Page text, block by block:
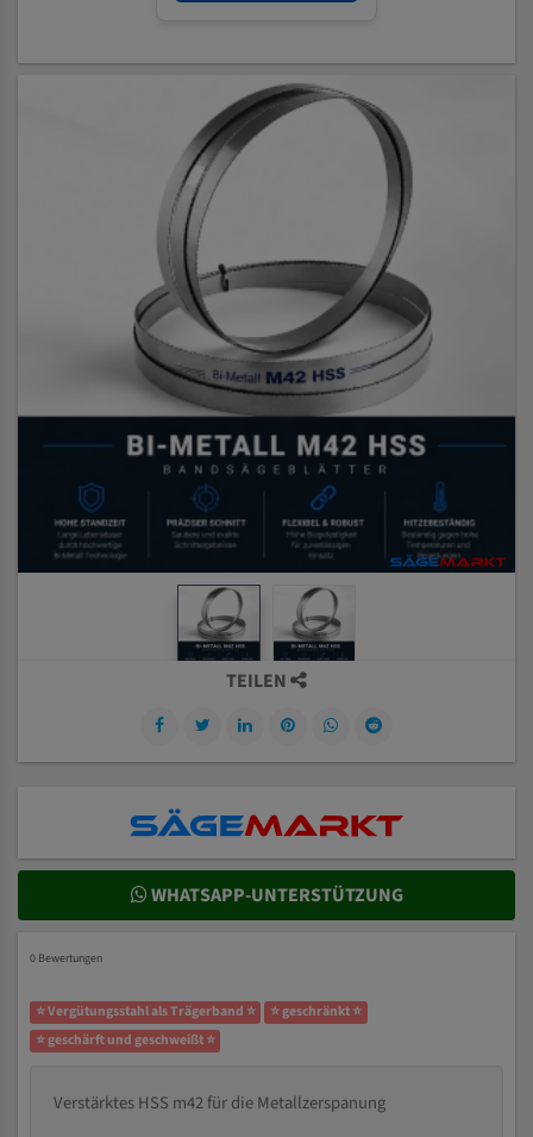
TEILEN
WHATSAPP-UNTERSTÜTZUNG
0 Bewertungen
⭐ Vergütungsstahl als Trägerband ⭐
⭐ geschränkt ⭐
⭐ geschärft und geschweißt ⭐
Verstärktes HSS m42 für die Metallzerspanung